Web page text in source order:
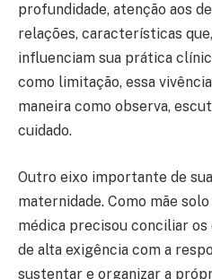
profundidade, atenção aos
relações, características
influenciam sua prática
como limitação, essa
maneira como observa,
cuidado.
Outro eixo importante de
maternidade. Como mãe
médica precisou conciliar
de alta exigência com a
sustentar e organizar a